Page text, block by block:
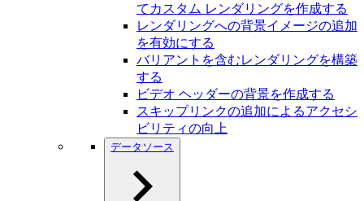
てカスタム レンダリングを作成する
レンダリングへの背景イメージの追加
を有効にする
バリアントを含むレンダリングを構築
する
ビデオ ヘッダーの背景を作成する
スキップリンクの追加によるアクセシ
ビリティの向上
データソース